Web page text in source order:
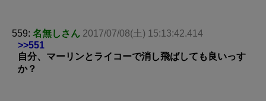
559: 名無しさん 2017/07/08(土) 15:13:42.414
>>551
自分、マーリンとライコーで消し飛ばしても良いっす
か？